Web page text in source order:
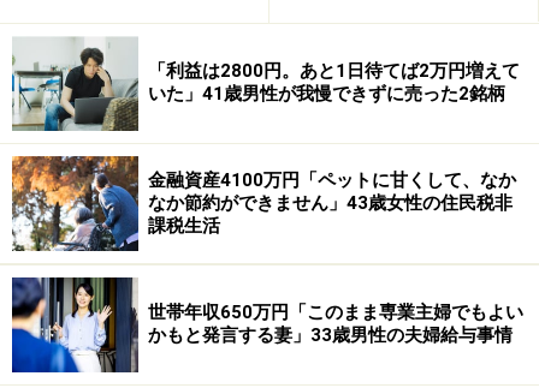
ただ、就職したからといって不安がなくなったわけでは
なく、今後「養育費が減るかもしれない。母子手当（児
童扶養手当）も収入が増えたらもらえなくなる。子ども
が順調に成長したら特別児童扶養手当ももらえなくな
る。今年からは非課税世帯ではなくなる。今の状況はず
っと続くものではないので、不安はあります。そのた
め、今がお金の貯め時だと思って切り詰めている」と続
けます。
給付金のおかげで「なんとかやっていけそ
う」と前向きに
「利益は2800円。あと1日待てば2万円増えて
いた」41歳男性が我慢できずに売った2銘柄
金融資産4100万円「ペットに甘くして、なか
なか節約ができません」43歳女性の住民税非
課税生活
世帯年収650万円「このまま専業主婦でもよい
かもと発言する妻」33歳男性の夫婦給与事情